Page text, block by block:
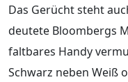
Das Gerücht steht
deutete Bloombergs
faltbares Handy
Schwarz neben Weiß